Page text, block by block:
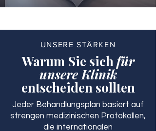
UNSERE STÄRKEN
Warum Sie sichfür
unsere Klinik
entscheiden sollten
Jeder Behandlungsplan basiert auf
strengen medizinischen Protokollen,
die internationalen